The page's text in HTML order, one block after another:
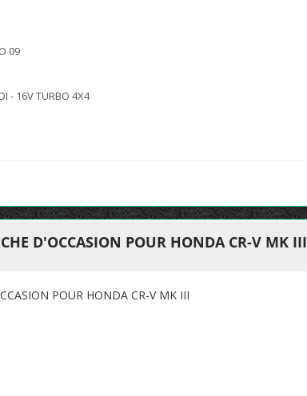
09
- 16V TURBO 4X4
D'OCCASION POUR HONDA CR-V MK III
POUR HONDA CR-V MK III